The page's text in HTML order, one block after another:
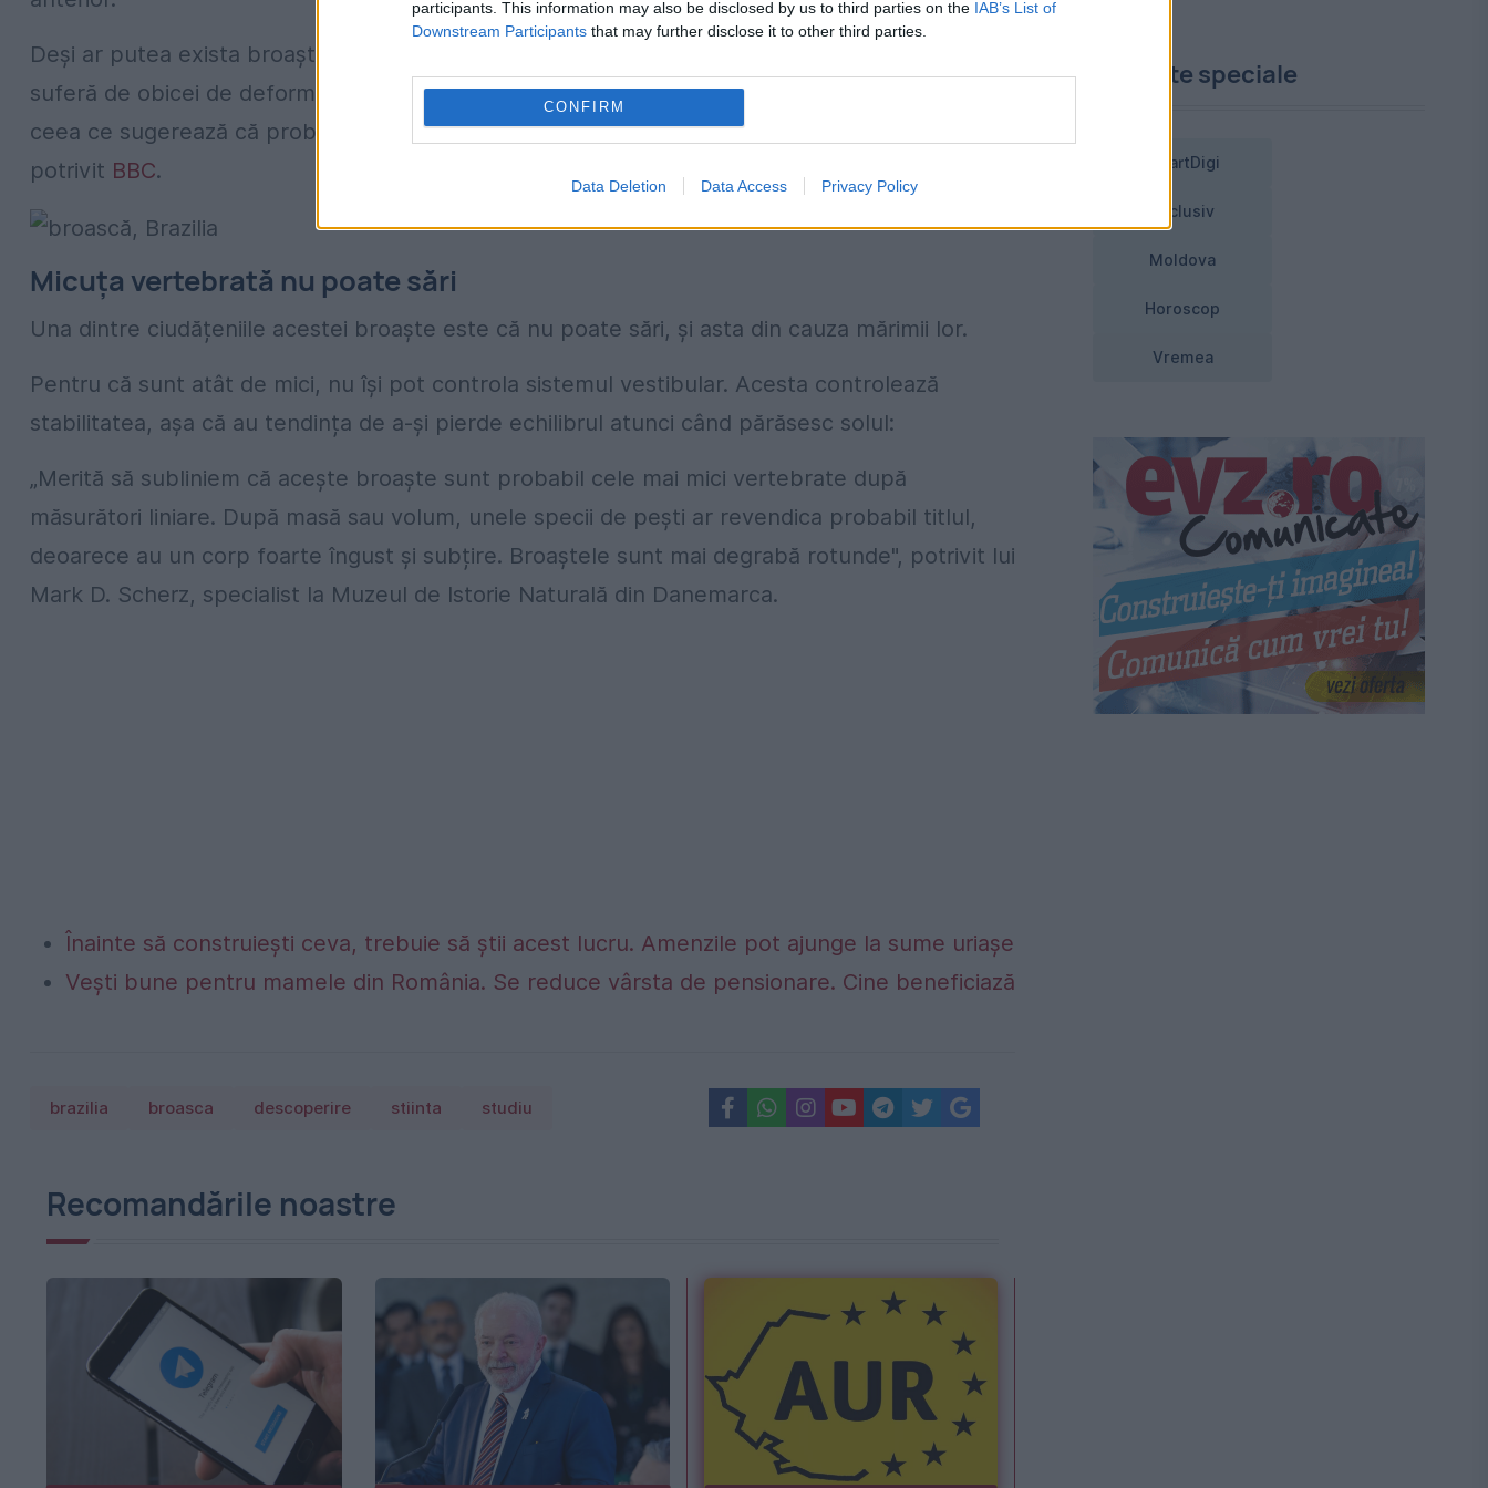
participants. This information may also be disclosed by us to third parties on the IAB’s List of
Downstream Participants that may further disclose it to other third parties.
CONFIRM
Data Deletion Data Access Privacy Policy
Deși ar putea exista broaște și mai mici, cercetătorii subliniază faptul că cei mai mici indivizi
suferă de obicei de deformări, cum ar fi mai puține degete sau lipsa completă a urechilor,
ceea ce sugerează că probabil nu ar putea supraviețui dacă ar fi de dimensiuni și mai reduse,
potrivit BBC.
Micuța vertebrată nu poate sări
Una dintre ciudățeniile acestei broaște este că nu poate sări, și asta din cauza mărimii lor.
Pentru că sunt atât de mici, nu își pot controla sistemul vestibular. Acesta controlează
stabilitatea, așa că au tendința de a-și pierde echilibrul atunci când părăsesc solul:
„Merită să subliniem că acește broaște sunt probabil cele mai mici vertebrate după
măsurători liniare. După masă sau volum, unele specii de pești ar revendica probabil titlul,
deoarece au un corp foarte îngust și subțire. Broaștele sunt mai degrabă rotunde", potrivit lui
Mark D. Scherz, specialist la Muzeul de Istorie Naturală din Danemarca.
Înainte să construiești ceva, trebuie să știi acest lucru. Amenzile pot ajunge la sume uriașe
Vești bune pentru mamele din România. Se reduce vârsta de pensionare. Cine beneficiază
brazilia broasca descoperire stiinta studiu
Recomandările noastre
Proiecte speciale
SmartDigi
Exclusiv
Moldova
Horoscop
Vremea